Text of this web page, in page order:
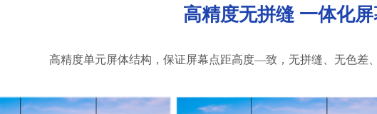
高精度单元屏体结构，保证屏幕点距高度—致，无拼缝、无色差
高精度无拼缝 一体化